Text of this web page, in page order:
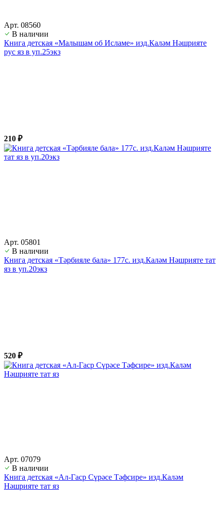
Арт. 08560
В наличии
Книга детская «Малышам об Исламе» изд.Каләм Нәшрияте
рус яз в уп.25экз
210 ₽
Арт. 05801
В наличии
Книга детская «Тәрбияле бала» 177с. изд.Каләм Нәшрияте тат
яз в уп.20экз
520 ₽
Арт. 07079
В наличии
Книга детская «Ал-Гаср Сүрәсе Тәфсире» изд.Каләм
Нәшрияте тат яз